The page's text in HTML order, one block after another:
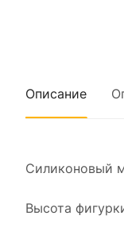
Описание
Силиконовый
Высота